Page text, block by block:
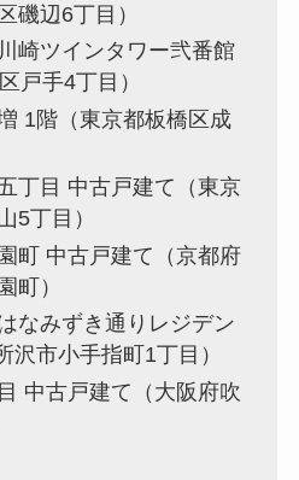
磯辺6丁目）
崎ツインタワー弐番館
戸手4丁目）
1階（東京都板橋区成
丁目 中古戸建て（東京
5丁目）
町 中古戸建て（京都府
町）
なみずき通りレジデン
沢市小手指町1丁目）
中古戸建て（大阪府吹